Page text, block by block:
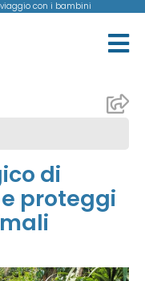
con i bambini
di
proteggi